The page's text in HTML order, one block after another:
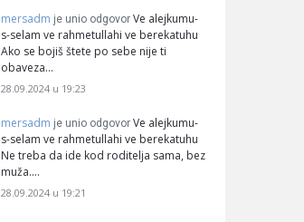
mersadm je unio odgovor Ve alejkumu-
s-selam ve rahmetullahi ve berekatuhu
Ako se bojiš štete po sebe nije ti
obaveza…
28.09.2024 u 19:23
mersadm je unio odgovor Ve alejkumu-
s-selam ve rahmetullahi ve berekatuhu
Ne treba da ide kod roditelja sama, bez
muža.…
28.09.2024 u 19:21